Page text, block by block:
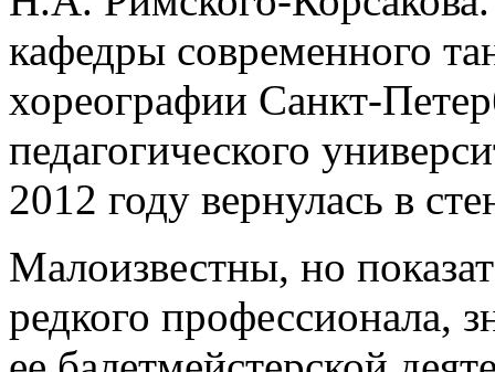
кафедры современного
хореографии Санкт-
педагогического
2012 году вернулась в
Малоизвестны, но
редкого профессионала,